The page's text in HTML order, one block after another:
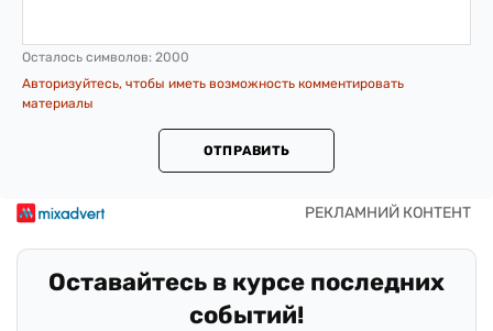
Осталось символов: 2000
Авторизуйтесь, чтобы иметь возможность комментировать
материалы
ОТПРАВИТЬ
Оставайтесь в курсе последних
событий!